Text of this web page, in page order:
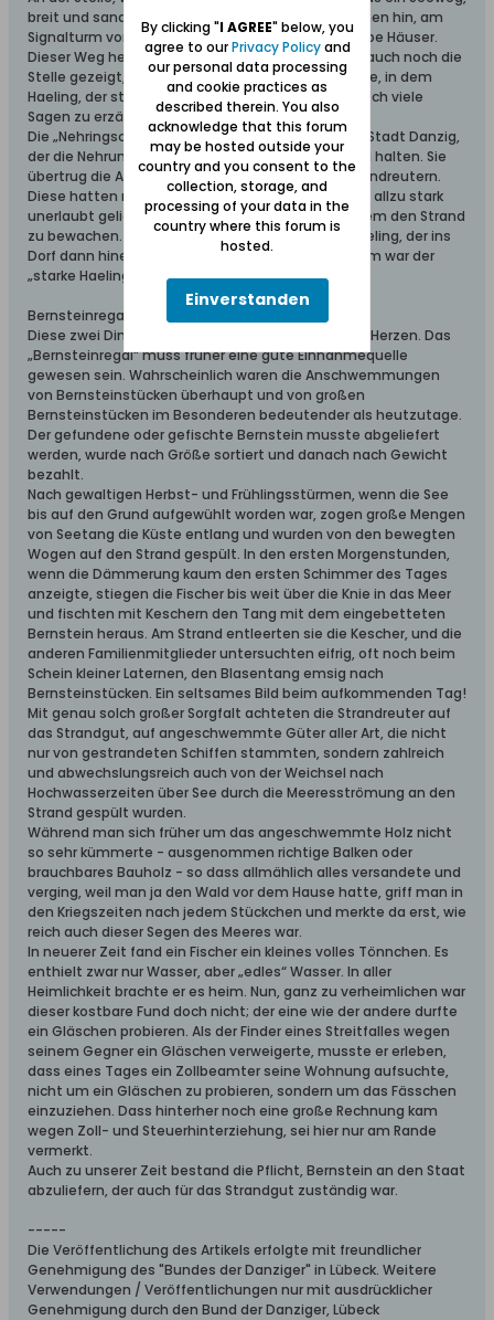
breit und sandig, sich durch den Wald über die Dünen hin, am
Signalturm vorbei, hinzieht, liegt wieder eine Gruppe Häuser.
Dieser Weg heißt Haelings Seeweg, und es wurde auch noch die
Stelle gezeigt, auf der jenes Haus gestanden hatte, in dem
Haeling, der starke Haeling gelebt hat, von dem noch viele
Sagen zu erzählen sind.
Die „Nehringsche Funktion“ hatte im Auftrage der Stadt Danzig,
der die Nehrung unterstellt war, Ordnung auf ihr zu halten. Sie
übertrug die Aufsicht über diese Aufgabe den Strandreutern.
Diese hatten nicht nur zu verhüten, dass der Wald allzu stark
unerlaubt gelichtet wurde, sondern hatten vor allem den Strand
zu bewachen. Einer dieser Strandreuter war ein Haeling, der ins
Dorf dann hineinheiratete, ein Nachkomme von ihm war der
„starke Haeling“.
Bernsteinregal und Strandgut
Diese zwei Dinge lagen dem Fiskus besonders am Herzen. Das
„Bernsteinregal“ muss früher eine gute Einnahmequelle
gewesen sein. Wahrscheinlich waren die Anschwemmungen
von Bernsteinstücken überhaupt und von großen
Bernsteinstücken im Besonderen bedeutender als heutzutage.
Der gefundene oder gefischte Bernstein musste abgeliefert
werden, wurde nach Größe sortiert und danach nach Gewicht
bezahlt.
Nach gewaltigen Herbst- und Frühlingsstürmen, wenn die See
bis auf den Grund aufgewühlt worden war, zogen große Mengen
von Seetang die Küste entlang und wurden von den bewegten
Wogen auf den Strand gespült. In den ersten Morgenstunden,
wenn die Dämmerung kaum den ersten Schimmer des Tages
anzeigte, stiegen die Fischer bis weit über die Knie in das Meer
und fischten mit Keschern den Tang mit dem eingebetteten
Bernstein heraus. Am Strand entleerten sie die Kescher, und die
anderen Familienmitglieder untersuchten eifrig, oft noch beim
Schein kleiner Laternen, den Blasentang emsig nach
Bernsteinstücken. Ein seltsames Bild beim aufkommenden Tag!
Mit genau solch großer Sorgfalt achteten die Strandreuter auf
das Strandgut, auf angeschwemmte Güter aller Art, die nicht
nur von gestrandeten Schiffen stammten, sondern zahlreich
und abwechslungsreich auch von der Weichsel nach
Hochwasserzeiten über See durch die Meeresströmung an den
Strand gespült wurden.
Während man sich früher um das angeschwemmte Holz nicht
so sehr kümmerte - ausgenommen richtige Balken oder
brauchbares Bauholz - so dass allmählich alles versandete und
verging, weil man ja den Wald vor dem Hause hatte, griff man in
den Kriegszeiten nach jedem Stückchen und merkte da erst, wie
reich auch dieser Segen des Meeres war.
In neuerer Zeit fand ein Fischer ein kleines volles Tönnchen. Es
enthielt zwar nur Wasser, aber „edles“ Wasser. In aller
Heimlichkeit brachte er es heim. Nun, ganz zu verheimlichen war
dieser kostbare Fund doch nicht; der eine wie der andere durfte
ein Gläschen probieren. Als der Finder eines Streitfalles wegen
seinem Gegner ein Gläschen verweigerte, musste er erleben,
dass eines Tages ein Zollbeamter seine Wohnung aufsuchte,
nicht um ein Gläschen zu probieren, sondern um das Fässchen
einzuziehen. Dass hinterher noch eine große Rechnung kam
wegen Zoll- und Steuerhinterziehung, sei hier nur am Rande
vermerkt.
Auch zu unserer Zeit bestand die Pflicht, Bernstein an den Staat
abzuliefern, der auch für das Strandgut zuständig war.
-----
Die Veröffentlichung des Artikels erfolgte mit freundlicher
Genehmigung des "Bundes der Danziger" in Lübeck. Weitere
Verwendungen / Veröffentlichungen nur mit ausdrücklicher
Genehmigung durch den Bund der Danziger, Lübeck
By clicking "I AGREE" below, you
agree to ourPrivacy Policyand
our personal data processing
and cookie practices as
described therein. You also
acknowledge that this forum
may be hosted outside your
country and you consent to the
collection, storage, and
processing of your data in the
country where this forum is
hosted.
Einverstanden